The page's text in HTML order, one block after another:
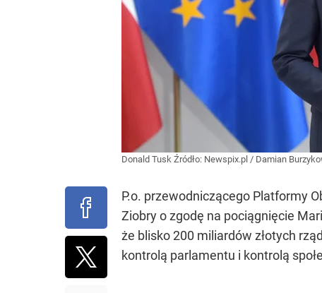
Donald Tusk Źródło: Newspix.pl / Damian
P.o. przewodniczącego Platformy
Ziobry o zgodę na pociągnięcie
że blisko 200 miliardów złotych
kontrolą parlamentu i kontrolą